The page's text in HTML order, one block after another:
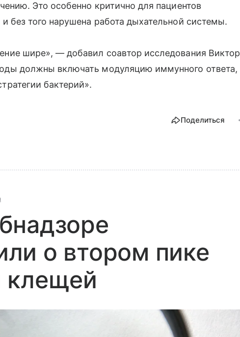
Это особенно критично для пациентов
без того нарушена работа дыхательной системы.
шире», — добавил соавтор исследования Виктор
должны включать модуляцию иммунного ответа,
бактерий».
Поделиться
о втором пике
клещей